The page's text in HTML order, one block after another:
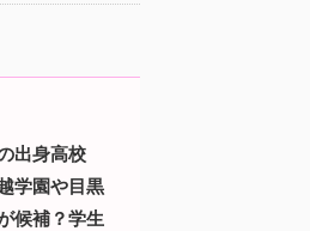
出身高校
学園や目黒
候補？学生